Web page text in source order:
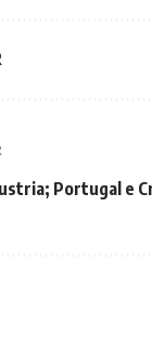
Portugal e